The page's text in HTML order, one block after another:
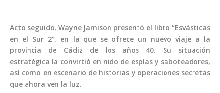
Acto seguido, Wayne Jamison presentó el libro “Esvásticas
en el Sur 2”, en la que se ofrece un nuevo viaje a la
provincia de Cádiz de los años 40. Su situación
estratégica la convirtió en nido de espías y saboteadores,
así como en escenario de historias y operaciones secretas
que ahora ven la luz.